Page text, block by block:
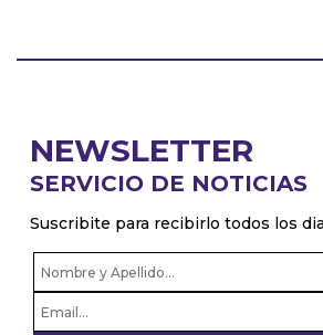
NEWSLETTER
SERVICIO DE NOTICIAS
Suscribite para recibirlo todos los